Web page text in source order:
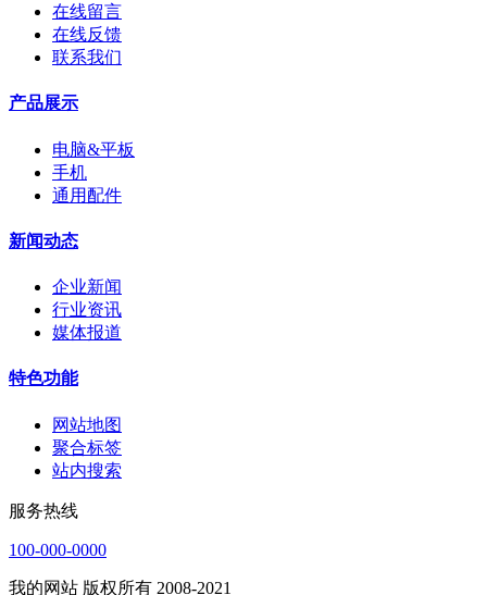
在线留言
在线反馈
联系我们
产品展示
电脑&平板
手机
通用配件
新闻动态
企业新闻
行业资讯
媒体报道
特色功能
网站地图
聚合标签
站内搜索
服务热线
100-000-0000
我的网站 版权所有 2008-2021